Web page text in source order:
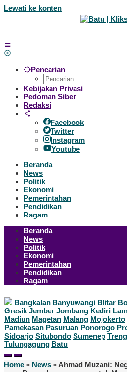
Lewati ke konten
Pencarian
Kebijakan Privasi
Pedoman Siber
Redaksi
Facebook
Twitter
Instagram
Youtube
Beranda
News
Politik
Ekonomi
Pemerintahan
Pendidikan
Ragam
Beranda
News
Politik
Ekonomi
Pemerintahan
Pendidikan
Ragam
Bangkalan Banyuwangi Blitar
Gresik Jember Jombang Kediri
Madiun Magetan Malang Mojokerto
Pamekasan Pasuruan Ponorogo
Sidoarjo Situbondo Sumenep
Tulungagung Batu
Home » News » Ahmad Muzani: